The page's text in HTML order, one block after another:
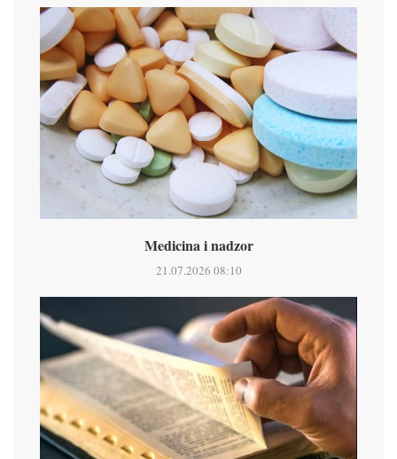
Medicina i nadzor
21.07.2026 08:10